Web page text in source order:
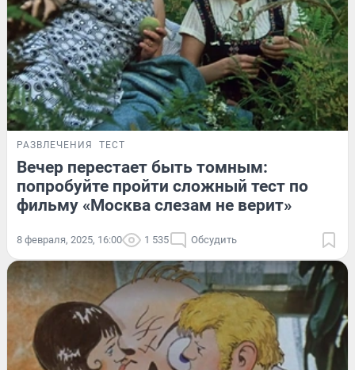
РАЗВЛЕЧЕНИЯ ТЕСТ
Вечер перестает быть томным:
попробуйте пройти сложный тест по
фильму «Москва слезам не верит»
8 февраля, 2025, 16:00 1 535 Обсудить